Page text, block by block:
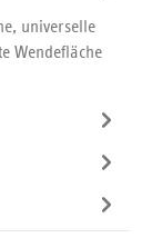
universelle
Wendefläche